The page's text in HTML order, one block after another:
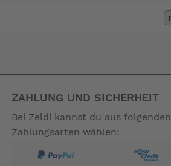
ZAHLUNG UND SICHERHEIT
Bei Zeldi kannst du aus folgenden
Zahlungsarten wählen: